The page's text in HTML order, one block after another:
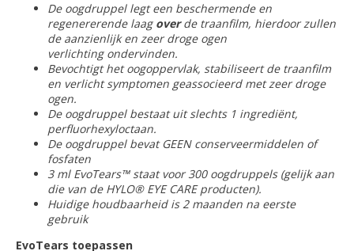
De oogdruppel legt een beschermende en
regenererende laag overde traanfilm, hierdoor zullen
de aanzienlijk en zeer droge ogen
verlichting ondervinden.
Bevochtigt het oogoppervlak, stabiliseert de traanfilm
en verlicht symptomen geassocieerd met zeer droge
ogen.
De oogdruppel bestaat uit slechts 1 ingrediënt,
perfluorhexyloctaan.
De oogdruppel bevat GEEN conserveermiddelen of
fosfaten
3 ml EvoTears™ staat voor 300 oogdruppels (gelijk aan
die van de HYLO® EYE CARE producten).
Huidige houdbaarheid is 2 maanden na eerste
gebruik
EvoTears toepassen